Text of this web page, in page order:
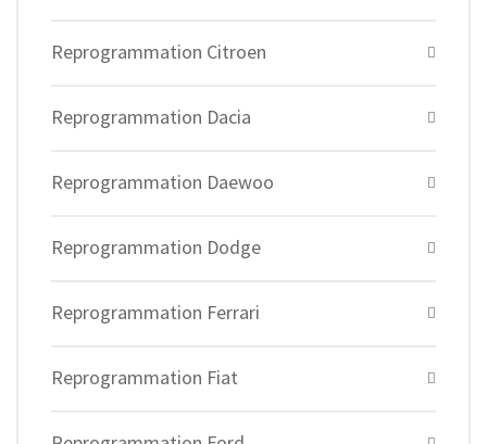
Reprogrammation Citroen
Reprogrammation Dacia
Reprogrammation Daewoo
Reprogrammation Dodge
Reprogrammation Ferrari
Reprogrammation Fiat